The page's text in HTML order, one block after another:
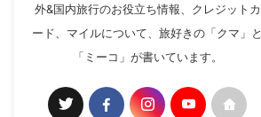
外&国内旅行のお役立ち情報、クレジットカ
ード、マイルについて、旅好きの「クマ」と
「ミーコ」が書いています。